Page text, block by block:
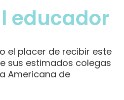
educador
el placer de recibir este
sus estimados colegas
Americana de